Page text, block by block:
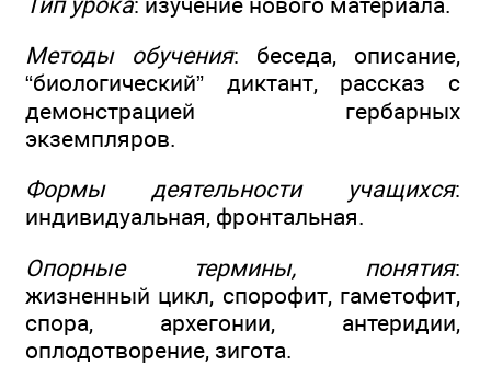
Методы обучения: беседа, описание,
“биологический” диктант, рассказ с
демонстрацией гербарных
экземпляров.
Формы деятельности учащихся:
индивидуальная, фронтальная.
Опорные термины, понятия:
жизненный цикл, спорофит, гаметофит,
спора, архегонии, антеридии,
оплодотворение, зигота.